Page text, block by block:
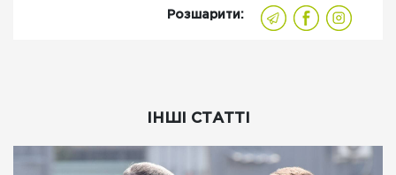
Розшарити:
ІНШІ СТАТТІ